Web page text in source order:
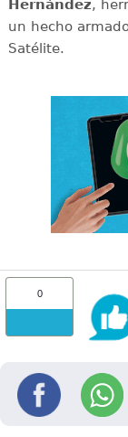
Hernández,
un hecho
Satélite.
0